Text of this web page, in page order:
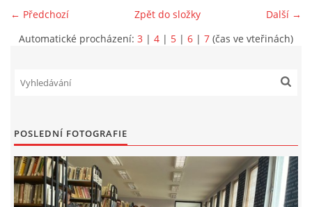
"KNIHOBUDKY"
PROJEKT FLYNN "KNIHOVNA" CARSEN
E-KNIHY DO KAŽDÉ KNIHOVNY
GRANTY A DOTACE
← Předchozí Další →
Zpět do složky
Automatické procházení: 3 | 4 | 5 | 6 | 7 (čas ve vteřinách)
POSLEDNÍ FOTOGRAFIE